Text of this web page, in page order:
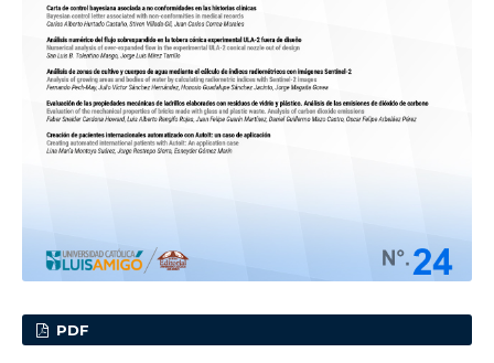
PDF